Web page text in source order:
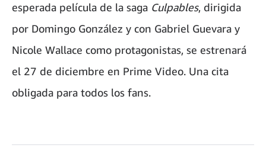
esperada película de la saga Culpables, dirigida
por Domingo González y con Gabriel Guevara y
Nicole Wallace como protagonistas, se estrenará
el 27 de diciembre en Prime Video. Una cita
obligada para todos los fans.